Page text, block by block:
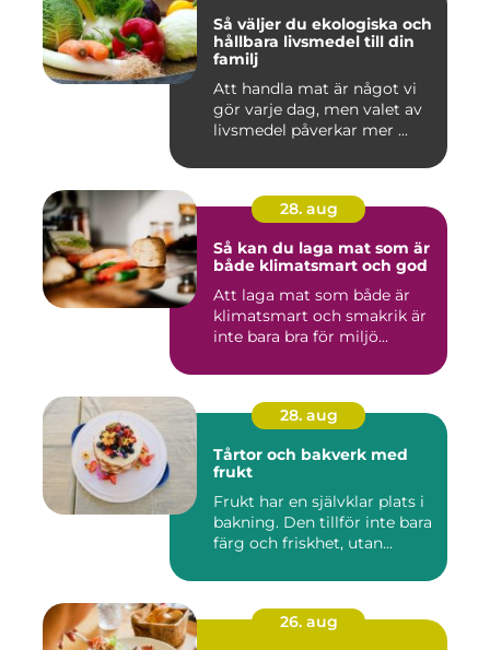
Så väljer du ekologiska och
hållbara livsmedel till din
familj
Att handla mat är något vi
gör varje dag, men valet av
livsmedel påverkar mer ...
28. aug
Så kan du laga mat som är
både klimatsmart och god
Att laga mat som både är
klimatsmart och smakrik är
inte bara bra för miljö...
28. aug
Tårtor och bakverk med
frukt
Frukt har en självklar plats i
bakning. Den tillför inte bara
färg och friskhet, utan...
26. aug